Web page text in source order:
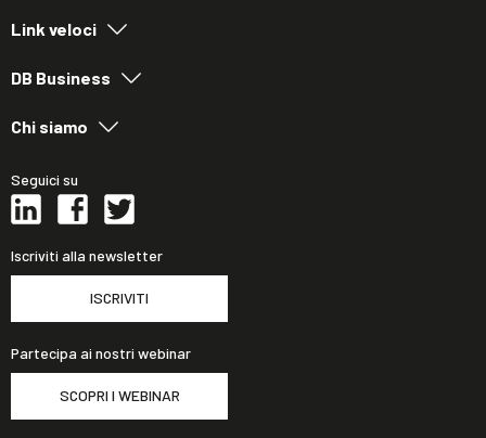
Link veloci
DB Business
Chi siamo
Seguici su
Iscriviti alla newsletter
ISCRIVITI
Partecipa ai nostri webinar
SCOPRI I WEBINAR